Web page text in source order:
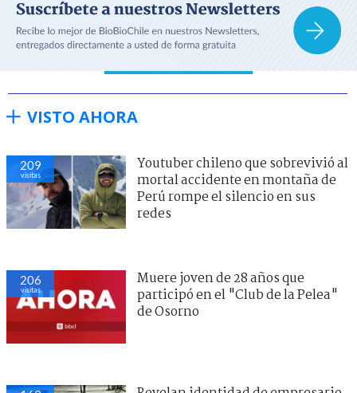
VISTO AHORA
209
visitas
Youtuber chileno que sobrevivió al
mortal accidente en montaña de
Perú rompe el silencio en sus
redes
206
visitas
Muere joven de 28 años que
participó en el "Club de la Pelea"
de Osorno